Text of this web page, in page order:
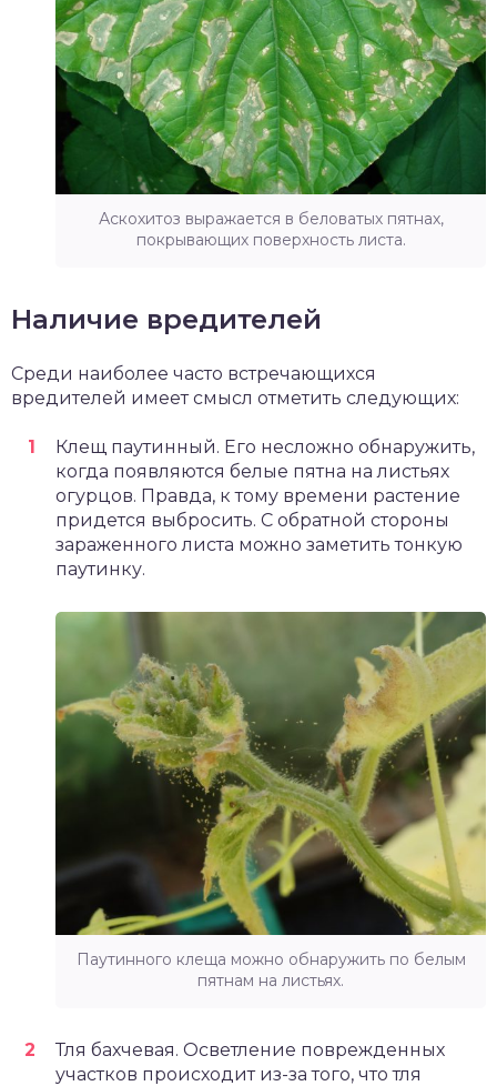
Аскохитоз выражается в беловатых пятнах,
покрывающих поверхность листа.
Наличие вредителей
Среди наиболее часто встречающихся
вредителей имеет смысл отметить следующих:
Клещ паутинный. Его несложно обнаружить,
когда появляются белые пятна на листьях
огурцов. Правда, к тому времени растение
придется выбросить. С обратной стороны
зараженного листа можно заметить тонкую
паутинку.
Паутинного клеща можно обнаружить по белым
пятнам на листьях.
Тля бахчевая. Осветление поврежденных
участков происходит из-за того, что тля